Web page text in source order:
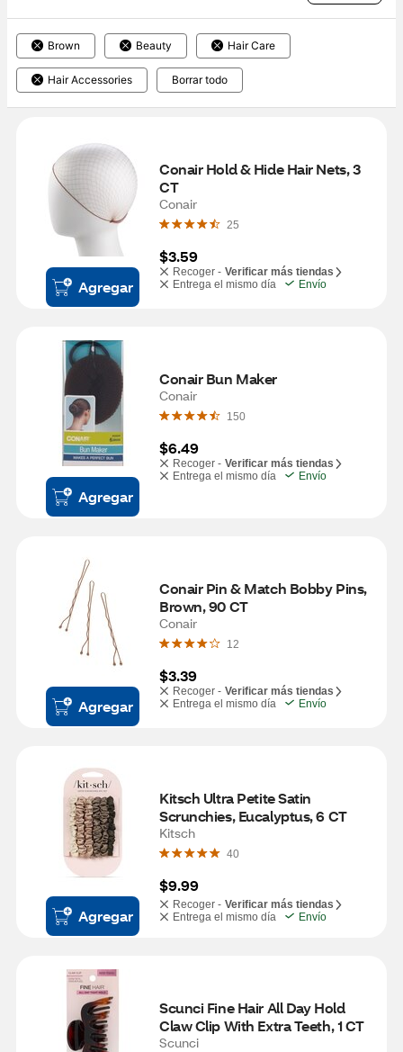
Brown Beauty Hair Care
Hair Accessories Borrar todo
Agregar
Conair Hold & Hide Hair Nets, 3
CT
Conair
25
$3.59
Recoger - Verificar más tiendas
Entrega el mismo día
Envío
Agregar
Conair Bun Maker
Conair
150
$6.49
Recoger - Verificar más tiendas
Entrega el mismo día
Envío
Agregar
Conair Pin & Match Bobby Pins,
Brown, 90 CT
Conair
12
$3.39
Recoger - Verificar más tiendas
Entrega el mismo día
Envío
Agregar
Kitsch Ultra Petite Satin
Scrunchies, Eucalyptus, 6 CT
Kitsch
40
$9.99
Recoger - Verificar más tiendas
Entrega el mismo día
Envío
Scunci Fine Hair All Day Hold
Claw Clip With Extra Teeth, 1 CT
Scunci